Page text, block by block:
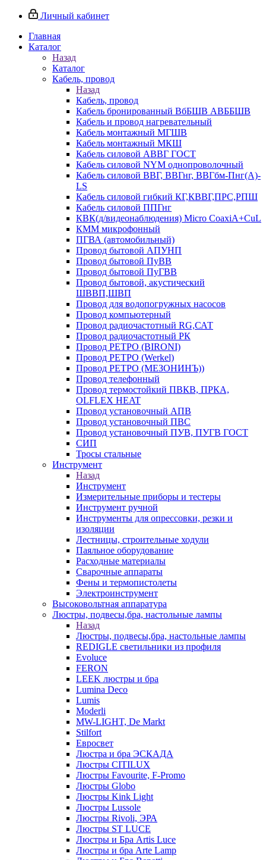
Личный кабинет
Главная
Каталог
Назад
Каталог
Кабель, провод
Назад
Кабель, провод
Кабель бронированный ВбБШВ АВББШВ
Кабель и провод нагревательный
Кабель монтажный МГШВ
Кабель монтажный МКШ
Кабель силовой АВВГ ГОСТ
Кабель силовой NYM однопроволочный
Кабель силовой ВВГ, ВВГнг, ВВГбм-Пнг(А)-
LS
Кабель силовой гибкий КГ,КВВГ,ПРС,РПШ
Кабель силовой ППГнг
КВК(д/видеонаблюдения) Micro CoaxiA+CuL
КММ микрофонный
ПГВА (автомобильный)
Провод бытовой АПУНП
Провод бытовой ПуВВ
Провод бытовой ПуГВВ
Провод бытовой, акустический
ШВВП,ШВП
Провод для водопогружных насосов
Провод компьютерный
Провод радиочастотный RG,САТ
Провод радиочастотный РК
Провод РЕТРО (BIRONI)
Провод РЕТРО (Werkel)
Провод РЕТРО (МЕЗОНИНЪ))
Провод телефонный
Провод термостойкий ПВКВ, ПРКА,
OLFLEX HEAT
Провод установочный АПВ
Провод установочный ПВС
Провод установочный ПУВ, ПУГВ ГОСТ
СИП
Тросы стальные
Инструмент
Назад
Инструмент
Измерительные приборы и тестеры
Инструмент ручной
Инструменты для опрессовки, резки и
изоляции
Лестницы, строительные ходули
Паяльное оборудование
Расходные материалы
Сварочные аппараты
Фены и термопистолеты
Электроинструмент
Высоковольтная аппаратура
Люстры, подвесы,бра, настольные лампы
Назад
Люстры, подвесы,бра, настольные лампы
REDIGLE светильники из профиля
Evoluce
FERON
LEEK люстры и бра
Lumina Deco
Lumis
Moderli
MW-LIGHT, De Markt
Stilfort
Евросвет
Люстра и бра ЭСКАДА
Люстры CITILUX
Люстры Favourite, F-Promo
Люстры Globo
Люстры Kink Light
Люстры Lussole
Люстры Rivoli, ЭРА
Люстры ST LUCE
Люстры и Бра Artis Luce
Люстры и бра Arte Lamp